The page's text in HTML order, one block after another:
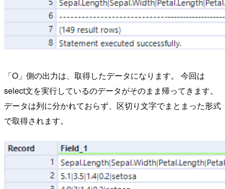
「O」側の出力は、取得したデータになります。 今回は
select文を実行しているのデータがそのまま帰ってきます。
データは列に分かれておらず、区切り文字でまとまった形式
で取得されます。